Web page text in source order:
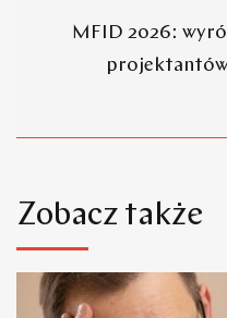
MFID 2026:
Zobacz także